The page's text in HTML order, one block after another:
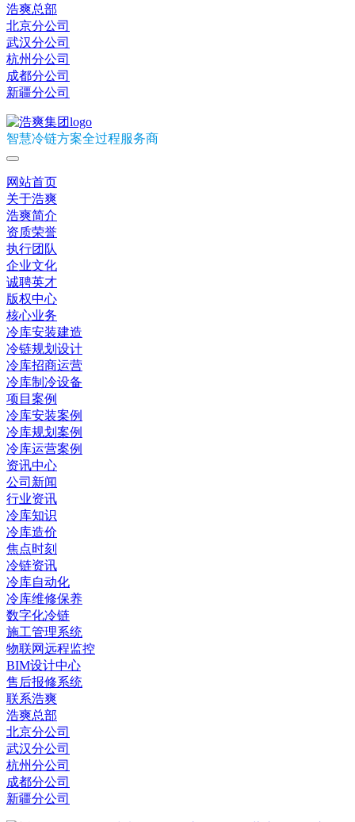
浩爽总部
北京分公司
武汉分公司
杭州分公司
成都分公司
新疆分公司
智慧冷链方案全过程服务商
网站首页
关于浩爽
浩爽简介
资质荣誉
执行团队
企业文化
诚聘英才
版权中心
核心业务
冷库安装建造
冷链规划设计
冷库招商运营
冷库制冷设备
项目案例
冷库安装案例
冷库规划案例
冷库运营案例
资讯中心
公司新闻
行业资讯
冷库知识
冷库造价
焦点时刻
冷链资讯
冷库自动化
冷库维修保养
数字化冷链
施工管理系统
物联网远程监控
BIM设计中心
售后报修系统
联系浩爽
浩爽总部
北京分公司
武汉分公司
杭州分公司
成都分公司
新疆分公司